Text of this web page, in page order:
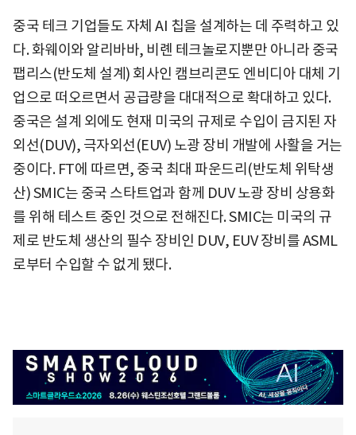
중국 테크 기업들도 자체 AI 칩을 설계하는 데 주력하고 있
다. 화웨이와 알리바바, 비롄 테크놀로지뿐만 아니라 중국
팹리스(반도체 설계) 회사인 캠브리콘도 엔비디아 대체 기
업으로 떠오르면서 공급량을 대대적으로 확대하고 있다.
중국은 설계 외에도 현재 미국의 규제로 수입이 금지된 자
외선(DUV), 극자외선(EUV) 노광 장비 개발에 사활을 거는
중이다. FT에 따르면, 중국 최대 파운드리(반도체 위탁생
산) SMIC는 중국 스타트업과 함께 DUV 노광 장비 상용화
를 위해 테스트 중인 것으로 전해진다. SMIC는 미국의 규
제로 반도체 생산의 필수 장비인 DUV, EUV 장비를 ASML
로부터 수입할 수 없게 됐다.